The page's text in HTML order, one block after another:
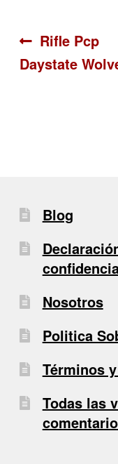
de
Anterior:
Rifle Pcp
Daystate
Blog
Nosotros
Politica
Términos
Todas las